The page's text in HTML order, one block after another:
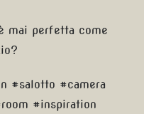
mai perfetta come
#salotto #camera
#inspiration